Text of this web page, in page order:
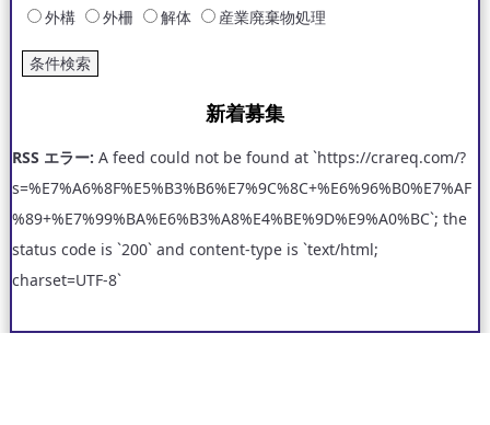
外構
外柵 解体 産業廃棄物処理
新着募集
RSS エラー: A feed could not be found at `https://crareq.com/?
s=%E7%A6%8F%E5%B3%B6%E7%9C%8C+%E6%96%B0%E7%AF
%89+%E7%99%BA%E6%B3%A8%E4%BE%9D%E9%A0%BC`; the
status code is `200` and content-type is `text/html;
charset=UTF-8`